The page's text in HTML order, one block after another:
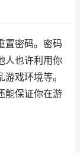
置密码。密码
人也许利用你
戏环境等。
能保证你在游